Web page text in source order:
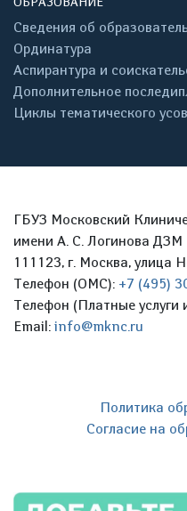
Сведения об
Ординатура
Аспирантура и
Дополнительное
Циклы тематического
ГБУЗ Московский
имени А. С. Логинова ДЗМ
111123, г. Москва, улица
Телефон (ОМС): +7 (495)
Телефон (Платные
Email: info@mknc.ru
Политика
Согласие на